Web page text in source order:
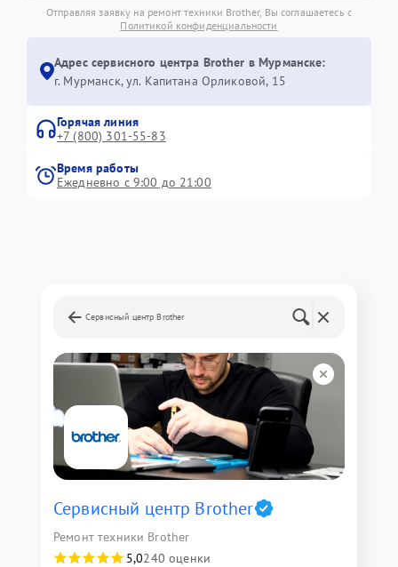
Отправляя заявку на ремонт техники Brother, Вы соглашаетесь с
Политикой конфиденциальности
Адрес сервисного центра Brother в Мурманске:
г. Мурманск, ул. Капитана Орликовой, 15
Горячая линия
+7 (800) 301-55-83
Время работы
Ежедневно с 9:00 до 21:00
Сервисный центр Brother
Сервисный центр Brother
Ремонт техники Brother
5,0240 оценки